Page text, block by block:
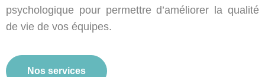
psychologique pour permettre d’améliorer la qualité
de vie de vos équipes.
Nos services